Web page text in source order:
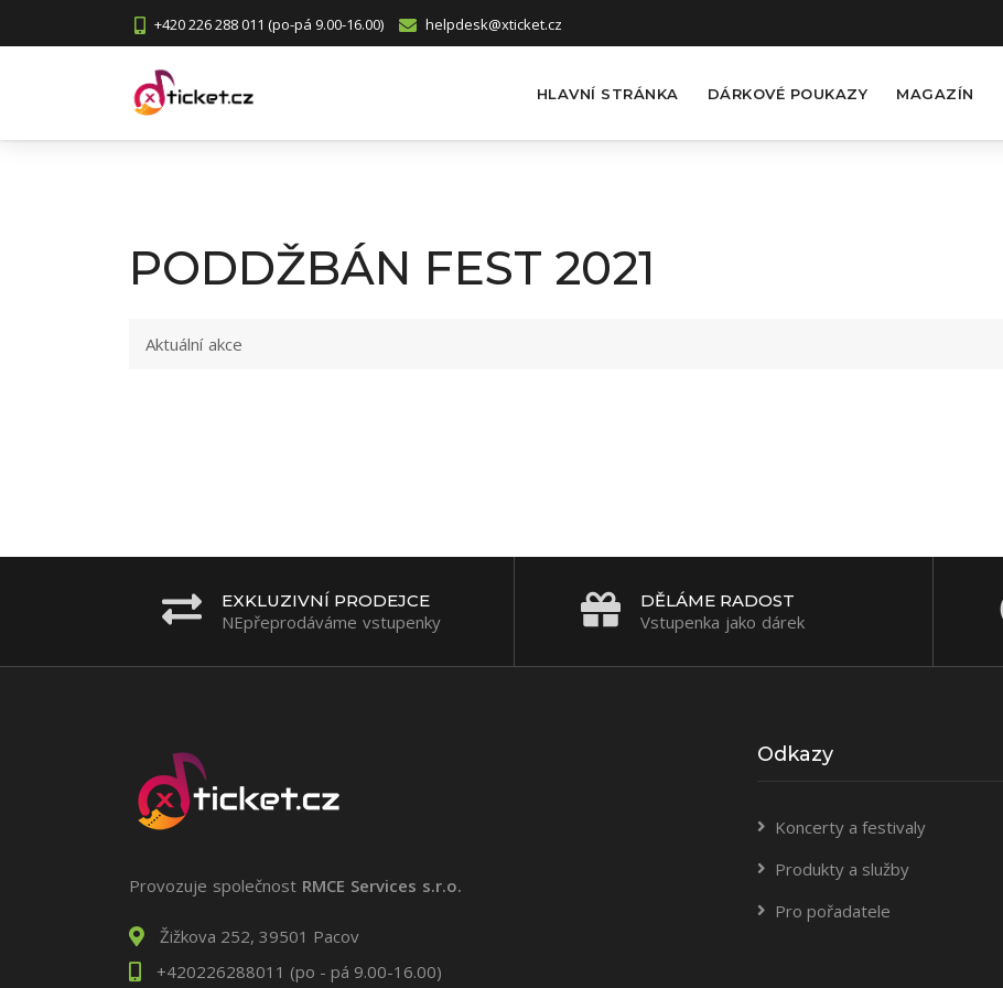
+420 226 288 011 (po-pá 9.00-16.00) helpdesk@xticket.cz
HLAVNÍ STRÁNKA DÁRKOVÉ POUKAZY MAGAZÍN
PODDŽBÁN FEST 2021
Aktuální akce
EXKLUZIVNÍ PRODEJCE
NEpřeprodáváme vstupenky
DĚLÁME RADOST
Vstupenka jako dárek
Provozuje společnost RMCE Services s.r.o.
Žižkova 252, 39501 Pacov
+420226288011 (po - pá 9.00-16.00)
Odkazy
Koncerty a festivaly
Produkty a služby
Pro pořadatele